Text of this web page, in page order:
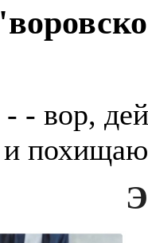
- - воp,
и